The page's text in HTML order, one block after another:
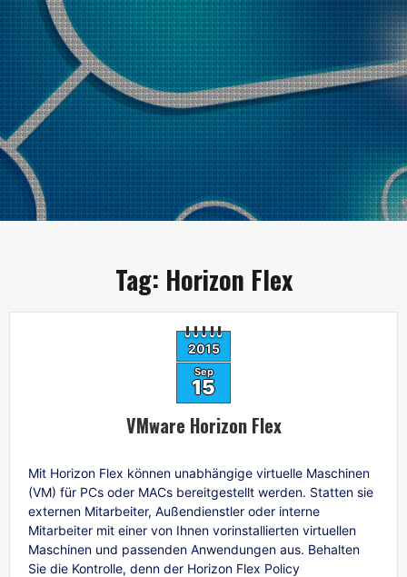
Tag: Horizon Flex
2015
Sep
15
VMware Horizon Flex
Mit Horizon Flex können unabhängige virtuelle Maschinen
(VM) für PCs oder MACs bereitgestellt werden. Statten sie
externen Mitarbeiter, Außendienstler oder interne
Mitarbeiter mit einer von Ihnen vorinstallierten virtuellen
Maschinen und passenden Anwendungen aus. Behalten
Sie die Kontrolle, denn der Horizon Flex Policy